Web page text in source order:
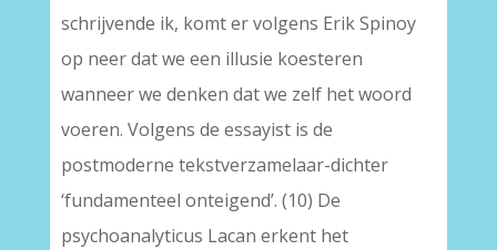
schrijvende ik, komt er volgens Erik Spinoy
op neer dat we een illusie koesteren
wanneer we denken dat we zelf het woord
voeren. Volgens de essayist is de
postmoderne tekstverzamelaar-dichter
‘fundamenteel onteigend’. (10) De
psychoanalyticus Lacan erkent het